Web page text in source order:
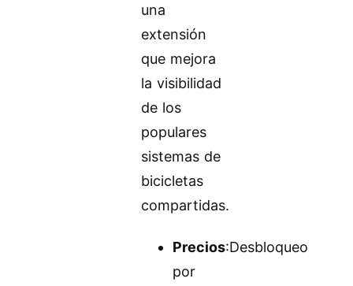
una
extensión
que mejora
la visibilidad
de los
populares
sistemas de
bicicletas
compartidas.
Precios:Desbloqueo
por